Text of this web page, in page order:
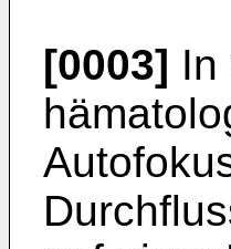
[0003]